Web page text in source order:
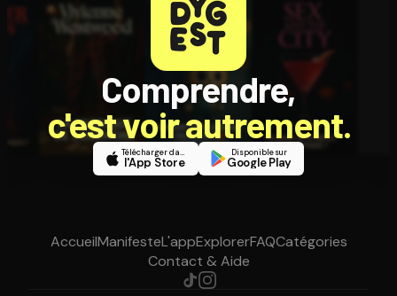
Comprendre,
c'est voir autrement.
Télécharger dans
l'App Store
Disponible sur
Google Play
AccueilManifesteL'appExplorerFAQCatégories
Contact & Aide